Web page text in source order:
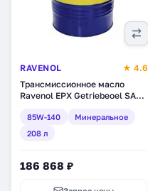
RAVENOL
★ 4.6
Трансмиссионное масло
Ravenol EPX Getriebeoel SAE
208 л (1223211-208)
85W-140
Минеральное
208 л
186 868 ₽